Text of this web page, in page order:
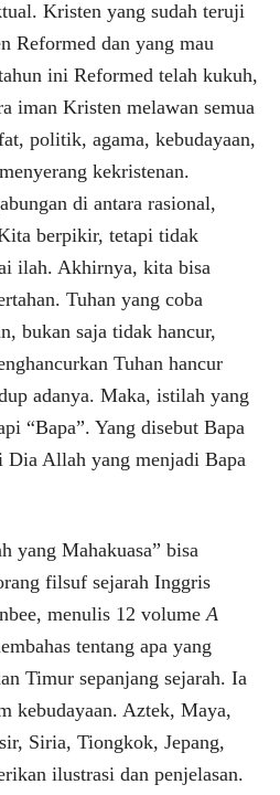
Kristen yang sudah teruji
Reformed dan yang mau
ini Reformed telah kukuh,
iman Kristen melawan semua
politik, agama, kebudayaan,
kekristenan.
di antara rasional,
berpikir, tetapi tidak
ilah. Akhirnya, kita bisa
Tuhan yang coba
bukan saja tidak hancur,
Tuhan hancur
adanya. Maka, istilah yang
“Bapa”. Yang disebut Bapa
Dia Allah yang menjadi Bapa
yang Mahakuasa” bisa
filsuf sejarah Inggris
menulis 12 volume A
tentang apa yang
Timur sepanjang sejarah. Ia
kebudayaan. Aztek, Maya,
Siria, Tiongkok, Jepang,
ilustrasi dan penjelasan.